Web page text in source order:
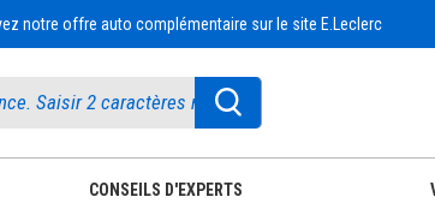
notre offre auto complémentaire sur le site E.Leclerc
CONSEILS D'EXPERTS